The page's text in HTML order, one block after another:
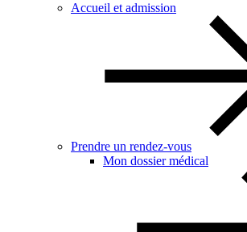
Accueil et admission
Prendre un rendez-vous
Mon dossier médical